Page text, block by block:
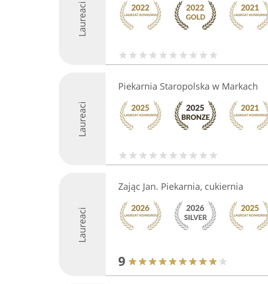
Laureaci
Laureaci
Piekarnia Staropolska w Markach
Laureaci
Zając Jan. Piekarnia, cukiernia
9